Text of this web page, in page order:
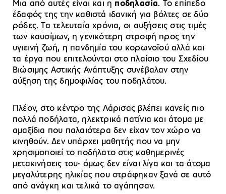
Μια από αυτές είναι και η ποδηλασία. Το επίπεδο
έδαφός της την καθιστά ιδανική για βόλτες σε δύο
ρόδες. Τα τελευταία χρόνια, οι αυξήσεις στις τιμές
των καυσίμων, η γενικότερη στροφή προς την
υγιεινή ζωή, η πανδημία του κορωνοϊού αλλά και
τα έργα που επιτελούνται στο πλαίσιο του Σχεδίου
Βιώσιμης Αστικής Ανάπτυξης συνέβαλαν στην
αύξηση της δημοφιλίας του ποδηλάτου.
Πλέον, στο κέντρο της Λάρισας βλέπει κανείς πιο
πολλά ποδήλατα, ηλεκτρικά πατίνια και άτομα με
αμαξίδια που παλαιότερα δεν είχαν τον χώρο να
κινηθούν. Δεν υπάρχει μαθητής που να μην
χρησιμοποιεί το ποδήλατο στις καθημερινές
μετακινήσεις του· όμως δεν είναι λίγα και τα άτομα
μεγαλύτερης ηλικίας που στράφηκαν ξανά σε αυτό
από ανάγκη και τελικά το αγάπησαν.